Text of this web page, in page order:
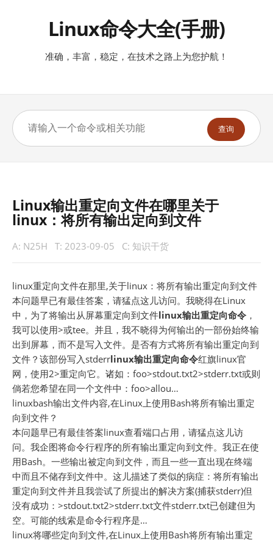
Linux命令大全(手册)
准确，丰富，稳定，在技术之路上为您护航！
查询
Linux输出重定向文件在哪里关于
linux：将所有输出定向到文件
A: N25H T: 2023-09-05 C: 知识干货
linux重定向文件在那里,关于linux：将所有输出重定向到文件
本问题早已有最佳答案，请猛点这儿访问。我晓得在Linux
中，为了将输出从屏幕重定向到文件linux输出重定向命令 ，
我可以使用>或tee。并且，我不晓得为何输出的一部份始终输
出到屏幕，而不是写入文件。是否有方式将所有输出重定向到
文件？该部份写入stderrlinux输出重定向命令红旗linux官
网，使用2>重定向它。诸如：foo>stdout.txt2>stderr.txt或则
倘若您希望在同一个文件中：foo>allou…
linuxbash输出文件内容,在Linux上使用Bash将所有输出重定
向到文件？
本问题早已有最佳答案linux查看端口占用，请猛点这儿访
问。我企图将命令行程序的所有输出重定向到文件。我正在使
用Bash。一些输出被定向到文件，而且一些一直出现在终端
中而且不储存到文件中。这儿描述了类似的病症：将所有输出
重定向到文件并且我尝试了所提出的解决方案(捕获stderr)但
没有成功：>stdout.txt2>stderr.txt文件stderr.txt已创建但为
空。可能的线索是命令行程序是…
linux将哪些定向到文件,在Linux上使用Bash将所有输出重定